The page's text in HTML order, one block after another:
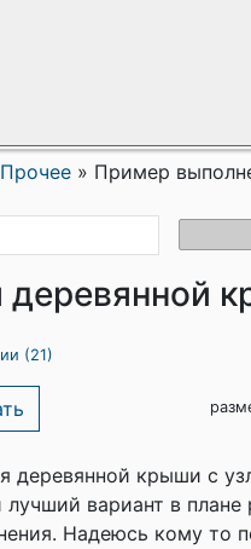
Прочее » Пример
(21)
деревянной крыши с
вариант в плане
Надеюсь кому то